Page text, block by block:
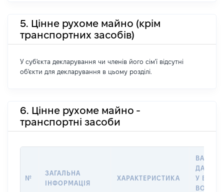
5. Цінне рухоме майно (крім
транспортних засобів)
У суб'єкта декларування чи членів його сім'ї відсутні
об'єкти для декларування в цьому розділі.
6. Цінне рухоме майно -
транспортні засоби
№
ЗАГАЛЬНА
ІНФОРМАЦІЯ
ХАРАКТЕРИСТИКА
ДАТУ
У